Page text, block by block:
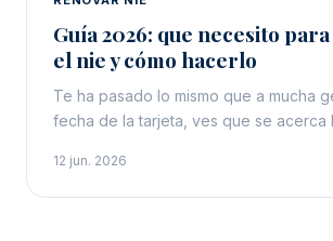
Guía 2026: que necesito
el nie y cómo hacerlo
Te ha pasado lo mismo que a mucha
fecha de la tarjeta, ves que se acerca
12 jun. 2026